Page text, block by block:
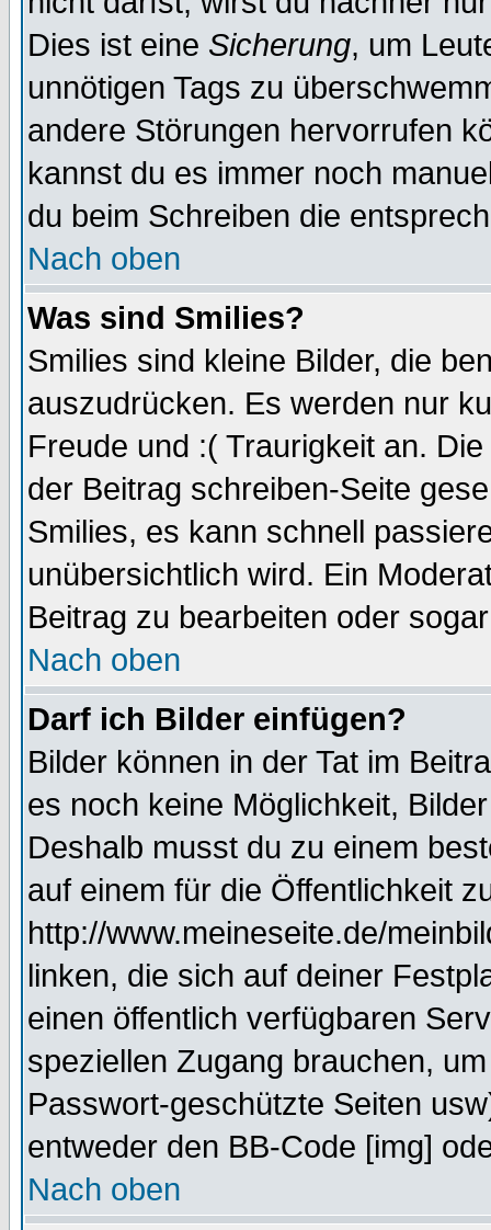
Dies ist eine Sicherung, um
unnötigen Tags zu
andere Störungen hervorrufen
kannst du es immer noch
du beim Schreiben die
Nach oben
Was sind Smilies?
Smilies sind kleine Bilder, die
auszudrücken. Es werden nur
Freude und :( Traurigkeit an.
der Beitrag schreiben-Seite
Smilies, es kann schnell
unübersichtlich wird. Ein
Beitrag zu bearbeiten oder
Nach oben
Darf ich Bilder einfügen?
Bilder können in der Tat im
es noch keine Möglichkeit,
Deshalb musst du zu einem
auf einem für die Öffentlichkeit
http://www.meineseite.de/
linken, die sich auf deiner
einen öffentlich verfügbaren
speziellen Zugang brauchen,
Passwort-geschützte Seiten
entweder den BB-Code [img]
Nach oben